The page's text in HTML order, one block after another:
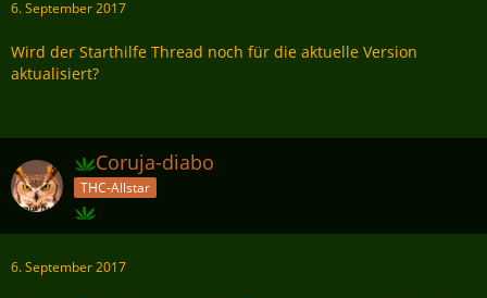
6. September 2017
Wird der Starthilfe Thread noch für die aktuelle Version
aktualisiert?
Coruja-diabo
THC-Allstar
6. September 2017